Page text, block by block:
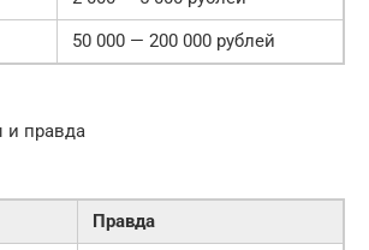
50 000 — 200 000 рублей
правда
Правда